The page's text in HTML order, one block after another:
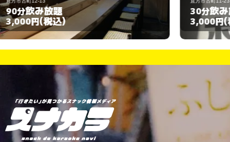
30分飲み放題
3,000円 (税込)